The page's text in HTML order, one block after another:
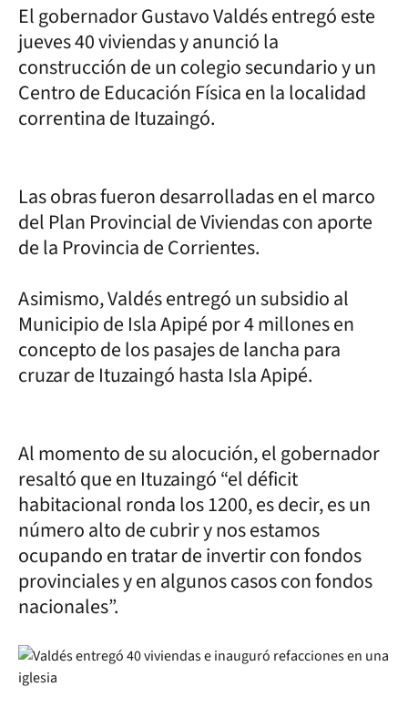
El gobernador Gustavo Valdés entregó este
jueves 40 viviendas y anunció la
construcción de un colegio secundario y un
Centro de Educación Física en la localidad
correntina de Ituzaingó.
Las obras fueron desarrolladas en el marco
del Plan Provincial de Viviendas con aporte
de la Provincia de Corrientes.
Asimismo, Valdés entregó un subsidio al
Municipio de Isla Apipé por 4 millones en
concepto de los pasajes de lancha para
cruzar de Ituzaingó hasta Isla Apipé.
Al momento de su alocución, el gobernador
resaltó que en Ituzaingó “el déficit
habitacional ronda los 1200, es decir, es un
número alto de cubrir y nos estamos
ocupando en tratar de invertir con fondos
provinciales y en algunos casos con fondos
nacionales”.